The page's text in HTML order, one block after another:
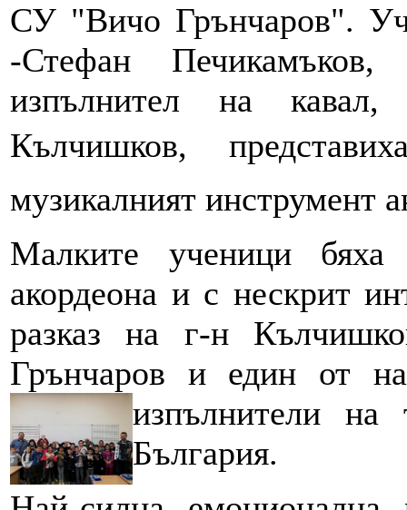
СУ "Вичо Грънчаров".
-Стефан
изпълнител на
Кълчишков,
музикалният инструмент
Малките ученици бяха
акордеона и с нескрит
разказ на г-н
Грънчаров и един от
изпълнители на
България.